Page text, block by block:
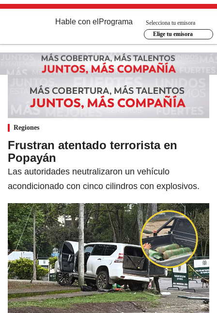
Hable con el Programa
Selecciona tu emisora
Elige tu emisora
Regiones
Frustran atentado terrorista en
Popayán
Las autoridades neutralizaron un vehículo
acondicionado con cinco cilindros con explosivos.